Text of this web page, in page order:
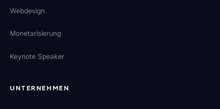
Webdesign
Monetarisierung
Keynote Speaker
UNTERNEHMEN